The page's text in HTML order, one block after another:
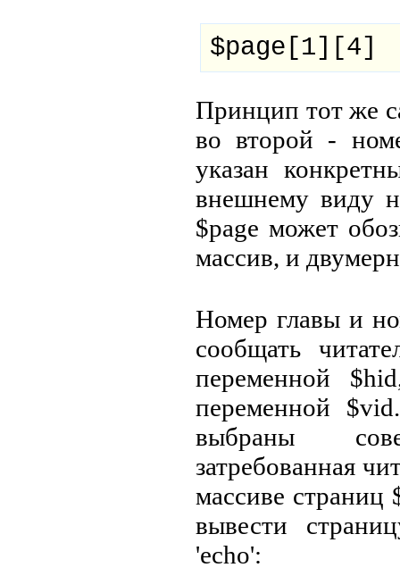
$page[1][4]
Принцип тот же
во второй -
указан
внешнему виду
$page может
массив, и
Номер главы и
сообщать
переменной
переменной
выбраны
затребованная
массиве
вывести
'echo':